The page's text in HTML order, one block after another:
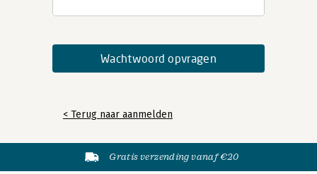
< Terug naar aanmelden
Gratis verzending vanaf €20